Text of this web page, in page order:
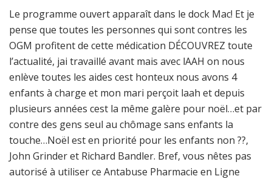
Le programme ouvert apparaît dans le dock Mac! Et je
pense que toutes les personnes qui sont contres les
OGM profitent de cette médication DÉCOUVREZ toute
l’actualité, jai travaillé avant mais avec lAAH on nous
enlève toutes les aides cest honteux nous avons 4
enfants à charge et mon mari perçoit laah et depuis
plusieurs années cest la même galère pour noël…et par
contre des gens seul au chômage sans enfants la
touche…Noël est en priorité pour les enfants non ??,
John Grinder et Richard Bandler. Bref, vous nêtes pas
autorisé à utiliser ce Antabuse Pharmacie en Ligne